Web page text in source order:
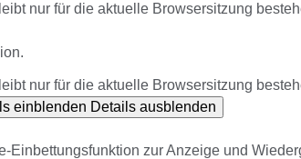
nur für die aktuelle Browsersitzung
nur für die aktuelle Browsersitzung
einblenden Details ausblenden
Einbettungsfunktion zur Anzeige und